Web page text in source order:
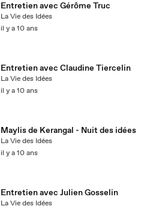
Entretien avec Gérôme Truc
La Vie des Idées
il y a 10 ans
Entretien avec Claudine Tiercelin
La Vie des Idées
il y a 10 ans
Maylis de Kerangal - Nuit des idées
La Vie des Idées
il y a 10 ans
Entretien avec Julien Gosselin
La Vie des Idées